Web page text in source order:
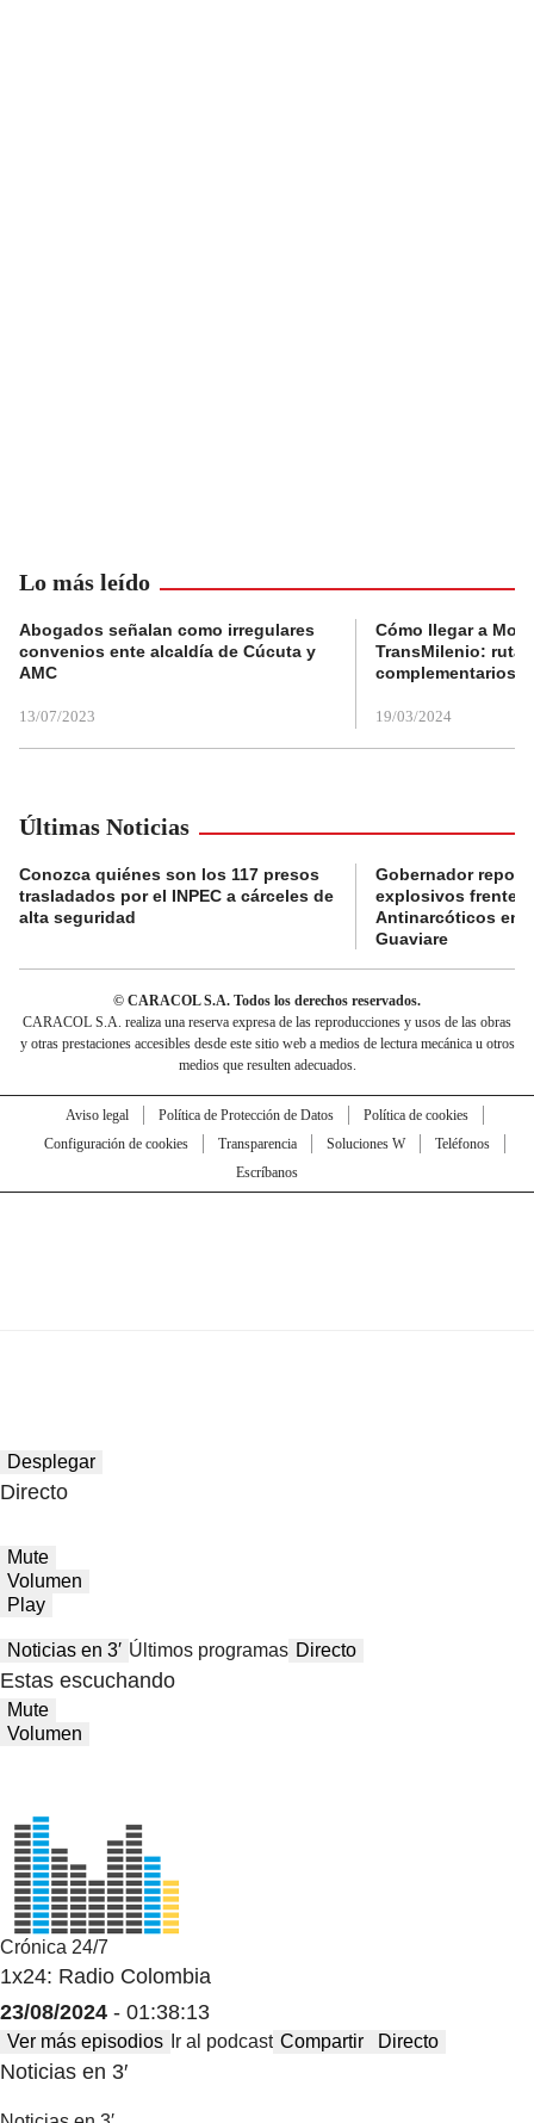
Lo más leído
Abogados señalan como irregulares
convenios ente alcaldía de Cúcuta y
AMC
13/07/2023
Cómo llegar a
TransMilenio:
complementarios
19/03/2024
Últimas Noticias
Conozca quiénes son los 117 presos
trasladados por el INPEC a cárceles de
alta seguridad
Gobernador
explosivos frente a
Antinarcóticos en
Guaviare
© CARACOL S.A. Todos los derechos reservados.
CARACOL S.A. realiza una reserva expresa de las reproducciones y usos de las obras
y otras prestaciones accesibles desde este sitio web a medios de lectura mecánica u otros
medios que resulten adecuados.
Aviso legal Política de Protección de Datos
Política de cookies
Configuración de cookies
Transparencia Soluciones W
Teléfonos
Escríbanos
Desplegar
Directo
Mute
Volumen
Play
Noticias en 3′ Últimos programas Directo
Estas escuchando
Mute
Volumen
Crónica 24/7
1x24: Radio Colombia
23/08/2024 - 01:38:13
Ver más episodios Ir al podcast Compartir Directo
Noticias en 3′